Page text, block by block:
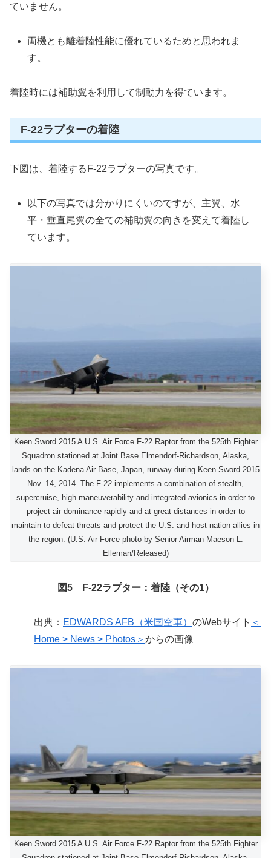
ていません。
両機とも離着陸性能に優れているためと思われま
す。
着陸時には補助翼を利用して制動力を得ています。
F-22ラプターの着陸
下図は、着陸するF-22ラプターの写真です。
以下の写真では分かりにくいのですが、主翼、水
平・垂直尾翼の全ての補助翼の向きを変えて着陸し
ています。
Keen Sword 2015 A U.S. Air Force F-22 Raptor from the 525th Fighter
Squadron stationed at Joint Base Elmendorf-Richardson, Alaska,
lands on the Kadena Air Base, Japan, runway during Keen Sword 2015
Nov. 14, 2014. The F-22 implements a combination of stealth,
supercruise, high maneuverability and integrated avionics in order to
project air dominance rapidly and at great distances in order to
maintain to defeat threats and protect the U.S. and host nation allies in
the region. (U.S. Air Force photo by Senior Airman Maeson L.
Elleman/Released)
図5 F-22ラプター：着陸（その1）
出典： EDWARDS AFB（米国空軍） のWebサイト ＜
Home > News > Photos＞ からの画像
Keen Sword 2015 A U.S. Air Force F-22 Raptor from the 525th Fighter